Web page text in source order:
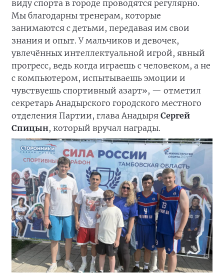
виду спорта в городе проводятся регулярно.
Мы благодарны тренерам, которые
занимаются с детьми, передавая им свои
знания и опыт. У мальчиков и девочек,
увлечённых интеллектуальной игрой, явный
прогресс, ведь когда играешь с человеком, а не
с компьютером, испытываешь эмоции и
чувствуешь спортивный азарт», — отметил
секретарь Анадырского городского местного
отделения Партии, глава Анадыря Сергей
Спицын, который вручал награды.